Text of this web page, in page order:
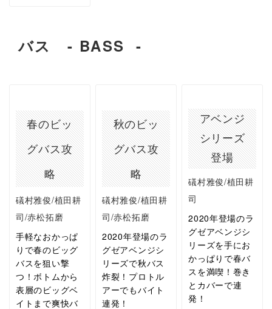
バス - BASS -
春のビッ
グバス攻
略
礒村雅俊/植田耕
司/赤松拓磨
手軽なおかっぱ
りで春のビッグ
バスを狙い撃
つ！ボトムから
表層のビッグベ
イトまで爽快バ
秋のビッ
グバス攻
略
礒村雅俊/植田耕
司/赤松拓磨
2020年登場のラ
グゼアベンジシ
リーズで秋バス
炸裂！プロトル
アーでもバイト
連発！
アベンジ
シリーズ
登場
礒村雅俊/植田耕
司
2020年登場のラ
グゼアベンジシ
リーズを手にお
かっぱりで春バ
スを満喫！巻き
とカバーで連
発！